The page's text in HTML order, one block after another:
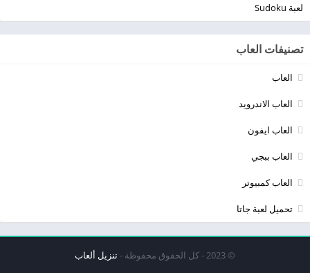
لعبة Sudoku
تصنيفات العاب
العاب
العاب الاندرويد
العاب ايفون
العاب ببجي
العاب كمبيوتر
تحميل لعبة جاتا
© 2023 - كل الحقوق محفوظة -
تنزيل ألعاب